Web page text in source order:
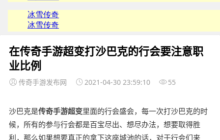
在传奇手游超变打沙巴克的行会要注意职
业比例
传奇手游发布网 2021-04-30 23:59:10 55
沙巴克是传奇手游超变里面的行会盛会，每一次打沙巴克的时
候，所有的参与行会都是百宝尽出、想尽办法，想要取得胜
利，那么如果想要真正的拿下这座城池的话，对于行会们来